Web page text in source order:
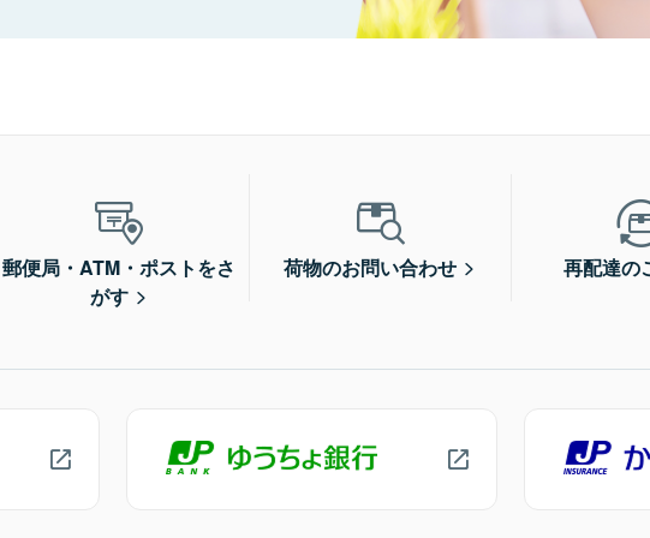
郵便局・ATM・ポストをさ
がす
荷物のお問い合わせ 再配達の